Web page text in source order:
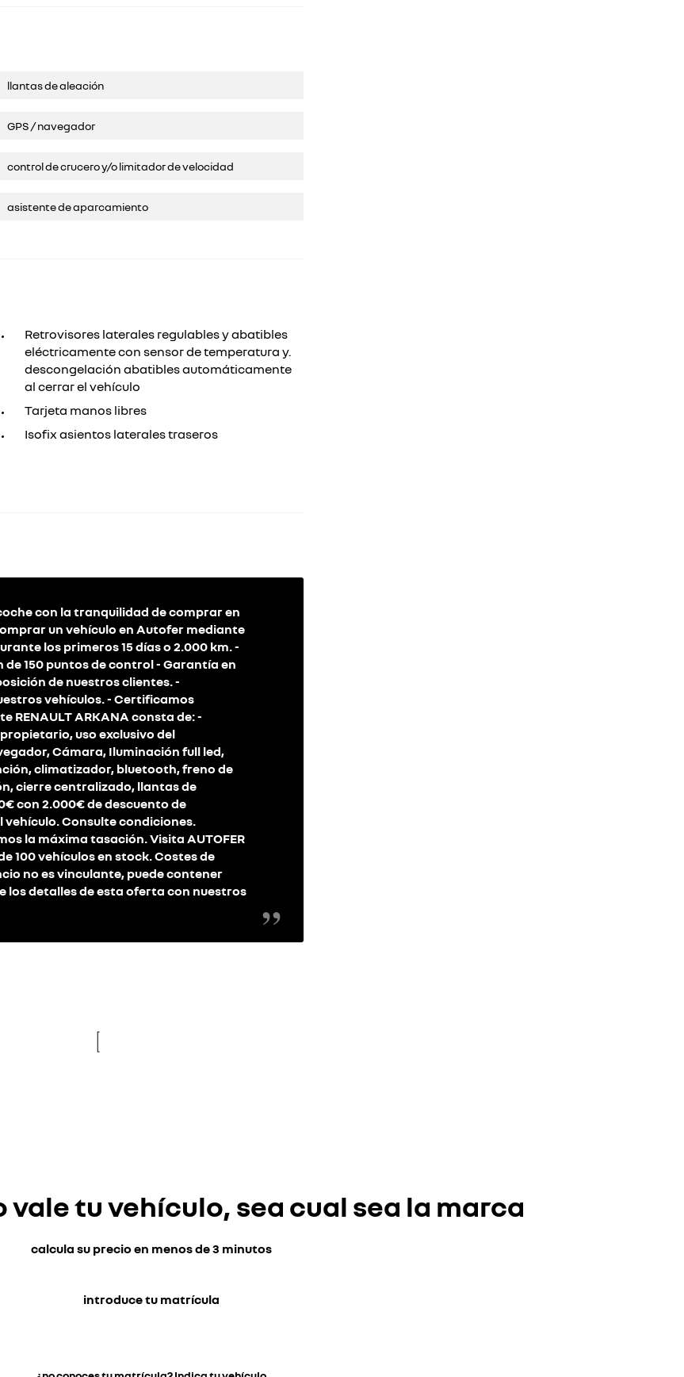
llantas de aleación
GPS / navegador
control de crucero y/o limitador de velocidad
asistente de aparcamiento
Retrovisores laterales regulables y abatibles
eléctricamente con sensor de temperatura y.
descongelación abatibles automáticamente
al cerrar el vehículo
Tarjeta manos libres
Isofix asientos laterales traseros
con la tranquilidad de comprar en
un vehículo en Autofer mediante
los primeros 15 días o 2.000 km. -
150 puntos de control - Garantía en
de nuestros clientes. -
vehículos. - Certificamos
RENAULT ARKANA consta de: -
uso exclusivo del
Cámara, Iluminación full led,
climatizador, bluetooth, freno de
cierre centralizado, llantas de
con 2.000€ de descuento de
vehículo. Consulte condiciones.
la máxima tasación. Visita AUTOFER
100 vehículos en stock. Costes de
no es vinculante, puede contener
detalles de esta oferta con nuestros
re
tu vehículo, sea cual sea la marca
calcula su precio en menos de 3 minutos
introduce tu matrícula